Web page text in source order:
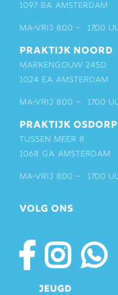
1097 BA Amsterdam
ma-vrij 8:00 – 17:00
PRAKTIJK NOORD
Markengouw 245D
1024 EA Amsterdam
ma-vrij 8:00 – 17:00
PRAKTIJK OSDORP
Tussen Meer 8
1068 GA Amsterdam
ma-vrij 8:00 – 17:00
VOLG ONS